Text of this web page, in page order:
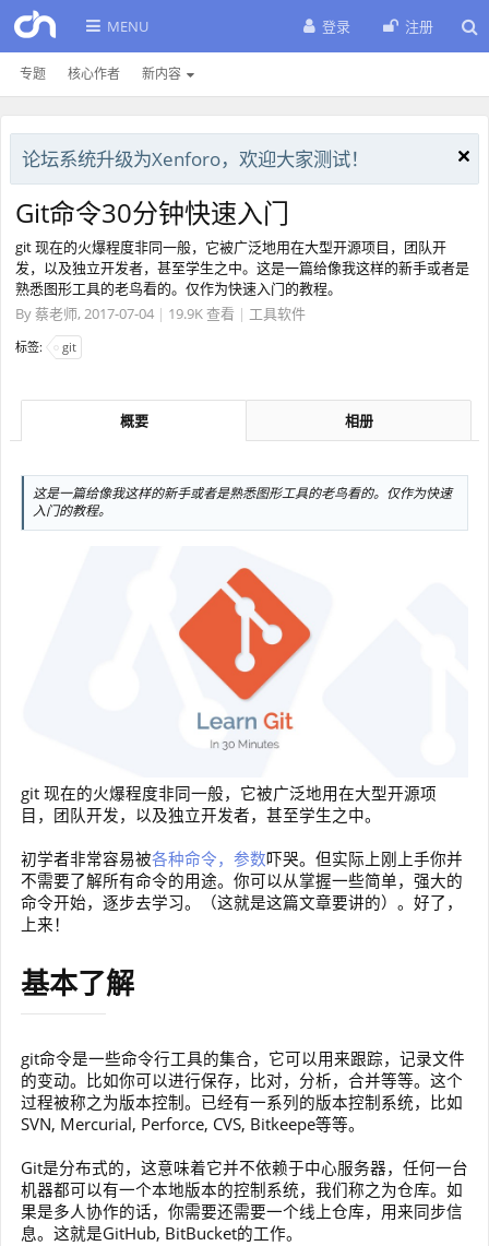
MENU
专题 核心作者 新内容
登录 注册
论坛系统升级为Xenforo，欢迎大家测试！
Git命令30分钟快速入门
git 现在的火爆程度非同一般，它被广泛地用在大型开源项目，团队开
发，以及独立开发者，甚至学生之中。这是一篇给像我这样的新手或者是
熟悉图形工具的老鸟看的。仅作为快速入门的教程。
By蔡老师, 2017-07-04 | 19.9K 查看 | 工具软件
标签: git
概要 相册
这是一篇给像我这样的新手或者是熟悉图形工具的老鸟看的。仅作为快速
入门的教程。
git 现在的火爆程度非同一般，它被广泛地用在大型开源项
目，团队开发，以及独立开发者，甚至学生之中。
初学者非常容易被各种命令，参数吓哭。但实际上刚上手你并
不需要了解所有命令的用途。你可以从掌握一些简单，强大的
命令开始，逐步去学习。（这就是这篇文章要讲的）。好了，
上来！
基本了解
git命令是一些命令行工具的集合，它可以用来跟踪，记录文件
的变动。比如你可以进行保存，比对，分析，合并等等。这个
过程被称之为版本控制。已经有一系列的版本控制系统，比如
SVN, Mercurial, Perforce, CVS, Bitkeepe等等。
Git是分布式的，这意味着它并不依赖于中心服务器，任何一台
机器都可以有一个本地版本的控制系统，我们称之为仓库。如
果是多人协作的话，你需要还需要一个线上仓库，用来同步信
息。这就是GitHub, BitBucket的工作。